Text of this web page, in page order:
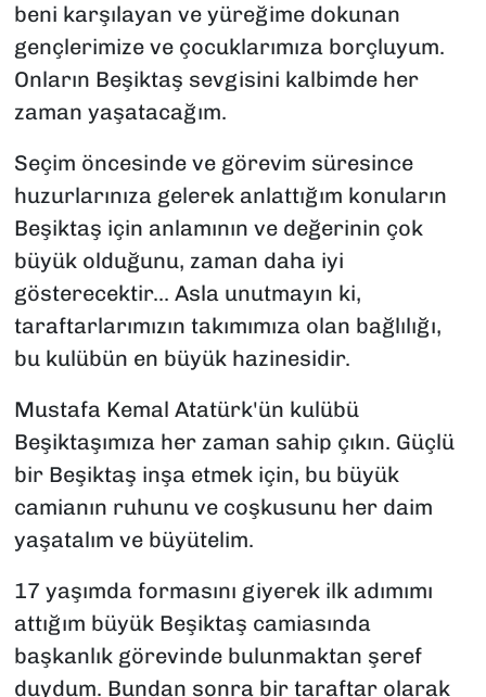
beni karşılayan ve yüreğime dokunan
gençlerimize ve çocuklarımıza borçluyum.
Onların Beşiktaş sevgisini kalbimde her
zaman yaşatacağım.
Seçim öncesinde ve görevim süresince
huzurlarınıza gelerek anlattığım konuların
Beşiktaş için anlamının ve değerinin çok
büyük olduğunu, zaman daha iyi
gösterecektir... Asla unutmayın ki,
taraftarlarımızın takımımıza olan bağlılığı,
bu kulübün en büyük hazinesidir.
Mustafa Kemal Atatürk'ün kulübü
Beşiktaşımıza her zaman sahip çıkın. Güçlü
bir Beşiktaş inşa etmek için, bu büyük
camianın ruhunu ve coşkusunu her daim
yaşatalım ve büyütelim.
17 yaşımda formasını giyerek ilk adımımı
attığım büyük Beşiktaş camiasında
başkanlık görevinde bulunmaktan şeref
duydum. Bundan sonra bir taraftar olarak